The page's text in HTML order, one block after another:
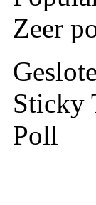
Zeer
Sticky
Poll